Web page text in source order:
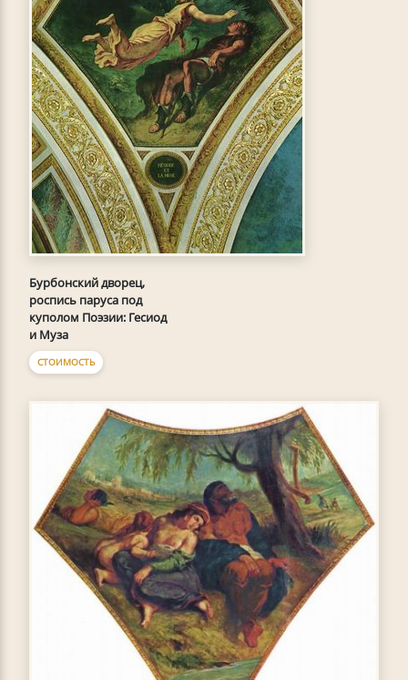
Бурбонский дворец,
роспись паруса под
куполом Поэзии: Гесиод
и Муза
СТОИМОСТЬ